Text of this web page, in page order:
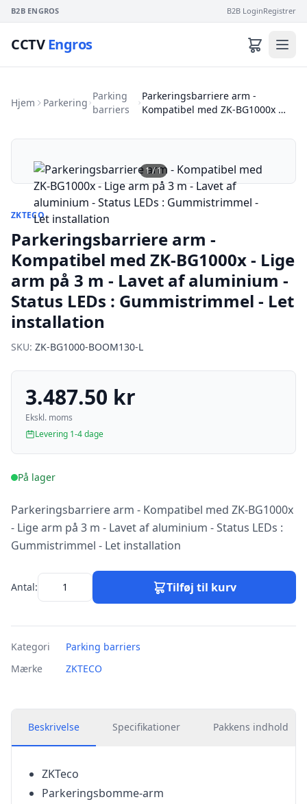
B2B ENGROS B2B LoginRegistrer
CCTVEngros
Hjem Parkering
Parking
barriers
Parkeringsbarriere arm -
Kompatibel med ZK-BG1000x …
1/1
ZKTECO
Parkeringsbarriere arm -
Kompatibel med ZK-BG1000x - Lige
arm på 3 m - Lavet af aluminium -
Status LEDs : Gummistrimmel - Let
installation
SKU: ZK-BG1000-BOOM130-L
3.487.50 kr
Ekskl. moms
Levering 1-4 dage
På lager
Parkeringsbarriere arm - Kompatibel med ZK-BG1000x
- Lige arm på 3 m - Lavet af aluminium - Status LEDs :
Gummistrimmel - Let installation
Antal: Tilføj til kurv
Kategori
Parking barriers
Mærke
ZKTECO
Beskrivelse Specifikationer Pakkens indhold
ZKTeco
Parkeringsbomme-arm